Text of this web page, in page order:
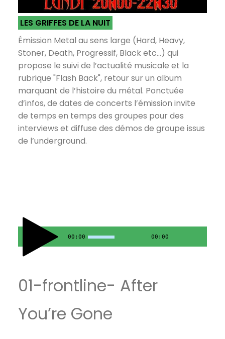
LES GRIFFES DE LA NUIT
Émission Metal au sens large (Hard, Heavy,
Stoner, Death, Progressif, Black etc...) qui
propose le suivi de l’actualité musicale et la
rubrique "Flash Back", retour sur un album
marquant de l’histoire du métal. Ponctuée
d’infos, de dates de concerts l’émission invite
de temps en temps des groupes pour des
interviews et diffuse des démos de groupe issus
de l’underground.
00:00 00:00
01-frontline- After
You’re Gone